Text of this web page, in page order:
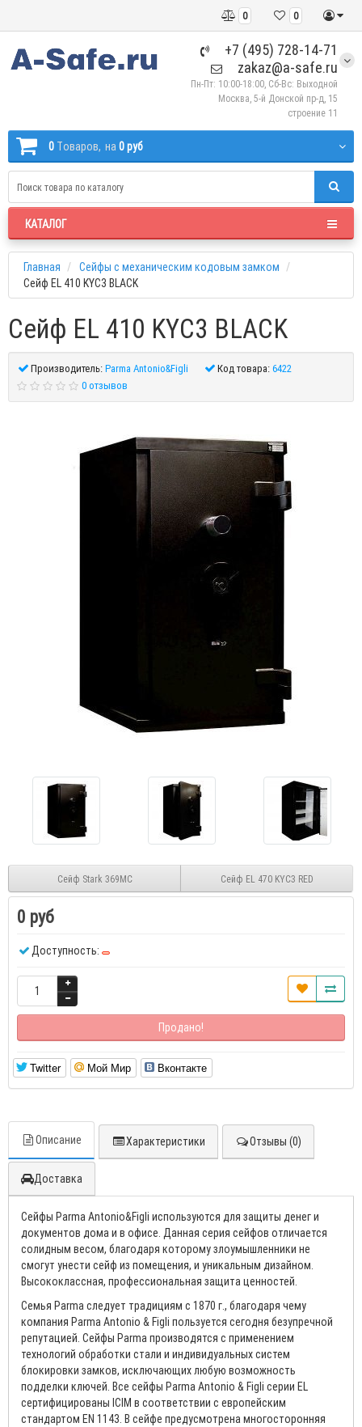
0
0
+7 (495) 728-14-71
zakaz@a-safe.ru
Пн-Пт: 10:00-18:00, Сб-Вс: Выходной
Москва, 5-й Донской пр-д, 15
строение 11
0 Tоваров, на 0 руб
КАТАЛОГ
Главная
Сейфы с механическим кодовым замком
Сейф EL 410 KYC3 BLACK
Сейф EL 410 KYC3 BLACK
Производитель:Parma Antonio&Figli Код товара:6422
0 отзывов
Сейф Stark 369MC Сейф EL 470 KYC3 RED
0 руб
Доступность:
Продано!
Twitter Мой Мир Вконтакте
Описание Характеристики Отзывы (0)
Доставка
Сейфы Parma Antonio&Figli используются для защиты денег и
документов дома и в офисе. Данная серия сейфов отличается
солидным весом, благодаря которому злоумышленники не
смогут унести сейф из помещения, и уникальным дизайном.
Высококлассная, профессиональная защита ценностей.
Семья Parma следует традициям с 1870 г., благодаря чему
компания Parma Antonio & Figli пользуется сегодня безупречной
репутацией. Сейфы Parma производятся с применением
технологий обработки стали и индивидуальных систем
блокировки замков, исключающих любую возможность
подделки ключей. Все сейфы Parma Antonio & Figli серии EL
сертифицированы ICIM в соответствии с европейским
стандартом EN 1143. В сейфе предусмотрена многосторонняя